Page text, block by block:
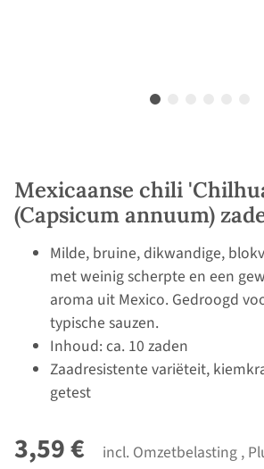
Mexicaanse chili
(Capsicum annuum)
Milde, bruine, dikwandige,
met weinig scherpte en een
aroma uit Mexico. Gedroogd
typische sauzen.
Inhoud: ca. 10 zaden
Zaadresistente variëteit,
getest
3,59 € incl. Omzetbelasting ,